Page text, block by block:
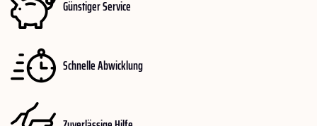
Günstiger Service
Schnelle Abwicklung